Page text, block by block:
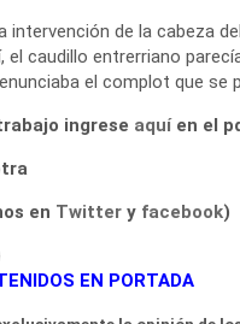
de la cabeza
el caudillo entrerriano
el complot que se
ingrese aquíen el
en Twitter y facebook)
EN PORTADA